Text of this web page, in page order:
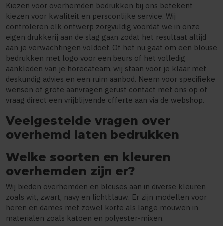
Kiezen voor overhemden bedrukken bij ons betekent
kiezen voor kwaliteit en persoonlijke service. Wij
controleren elk ontwerp zorgvuldig voordat we in onze
eigen drukkerij aan de slag gaan zodat het resultaat altijd
aan je verwachtingen voldoet. Of het nu gaat om een blouse
bedrukken met logo voor een beurs of het volledig
aankleden van je horecateam, wij staan voor je klaar met
deskundig advies en een ruim aanbod. Neem voor specifieke
wensen of grote aanvragen gerust contact met ons op of
vraag direct een vrijblijvende offerte aan via de webshop.
Veelgestelde vragen over
overhemd laten bedrukken
Welke soorten en kleuren
overhemden zijn er?
Wij bieden overhemden en blouses aan in diverse kleuren
zoals wit, zwart, navy en lichtblauw. Er zijn modellen voor
heren en dames met zowel korte als lange mouwen in
materialen zoals katoen en polyester-mixen.